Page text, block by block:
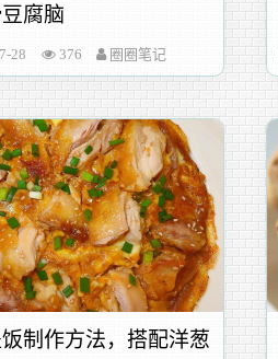
腐脑
28 376 圈圈笔记
制作方法，搭配洋葱